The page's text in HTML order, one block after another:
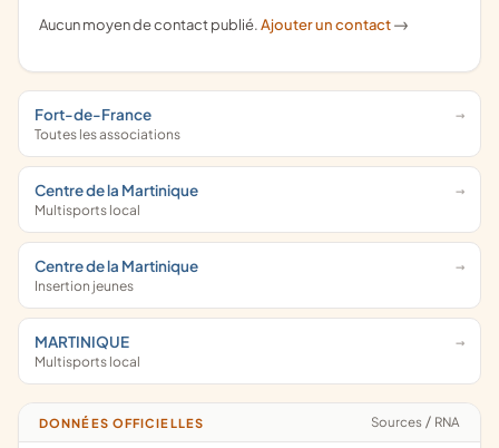
Aucun moyen de contact publié.Ajouter un contact ->
Fort-de-France
Toutes les associations
Centre de la Martinique
Multisports local
Centre de la Martinique
Insertion jeunes
MARTINIQUE
Multisports local
DONNÉES OFFICIELLES Sources / RNA